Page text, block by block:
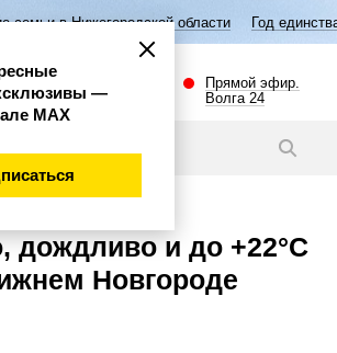
области Год единства народов
Прямой эфир.
Волга 24
дождливо и до +22°С
Новгороде
—
МАХ